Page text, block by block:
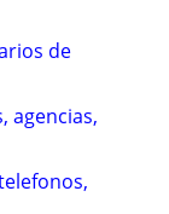
de
agencias,